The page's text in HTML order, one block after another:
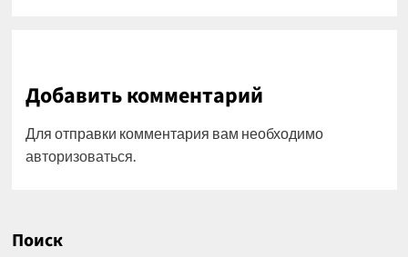
Добавить комментарий
Для отправки комментария вам необходимо
авторизоваться.
Поиск